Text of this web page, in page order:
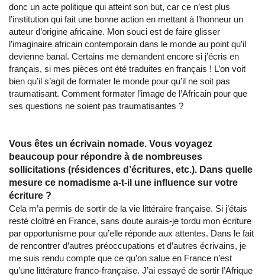
donc un acte politique qui atteint son but, car ce n’est plus
l’institution qui fait une bonne action en mettant à l’honneur un
auteur d’origine africaine. Mon souci est de faire glisser
l’imaginaire africain contemporain dans le monde au point qu’il
devienne banal. Certains me demandent encore si j’écris en
français, si mes pièces ont été traduites en français ! L’on voit
bien qu’il s’agit de formater le monde pour qu’il ne soit pas
traumatisant. Comment formater l’image de l’Africain pour que
ses questions ne soient pas traumatisantes ?
Vous êtes un écrivain nomade. Vous voyagez
beaucoup pour répondre à de nombreuses
sollicitations (résidences d’écritures, etc.). Dans quelle
mesure ce nomadisme a-t-il une influence sur votre
écriture ?
Cela m’a permis de sortir de la vie littéraire française. Si j’étais
resté cloîtré en France, sans doute aurais-je tordu mon écriture
par opportunisme pour qu’elle réponde aux attentes. Dans le fait
de rencontrer d’autres préoccupations et d’autres écrivains, je
me suis rendu compte que ce qu’on salue en France n’est
qu’une littérature franco-française. J’ai essayé de sortir l’Afrique